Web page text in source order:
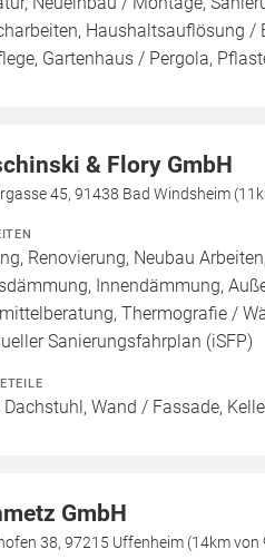
Haushaltsauflösung /
Gartenhaus / Pergola,
& Flory GmbH
45, 91438 Bad Windsheim
Renovierung, Neubau
Innendämmung,
Thermografie /
Sanierungsfahrplan (iSFP)
Dachstuhl, Wand / Fassade,
GmbH
38, 97215 Uffenheim (14km